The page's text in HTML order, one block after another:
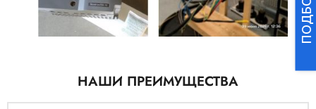
НАШИ ПРЕИМУЩЕСТВА